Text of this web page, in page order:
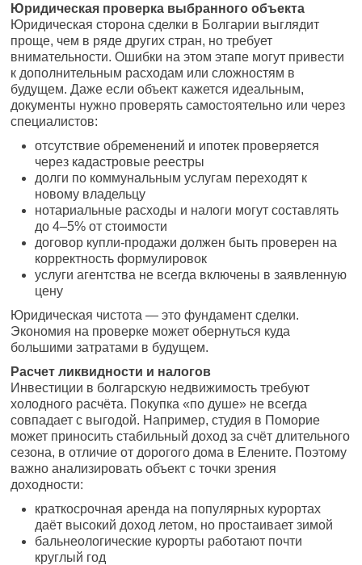
Юридическая проверка выбранного объекта
Юридическая сторона сделки в Болгарии выглядит
проще, чем в ряде других стран, но требует
внимательности. Ошибки на этом этапе могут привести
к дополнительным расходам или сложностям в
будущем. Даже если объект кажется идеальным,
документы нужно проверять самостоятельно или через
специалистов:
отсутствие обременений и ипотек проверяется
через кадастровые реестры
долги по коммунальным услугам переходят к
новому владельцу
нотариальные расходы и налоги могут составлять
до 4–5% от стоимости
договор купли-продажи должен быть проверен на
корректность формулировок
услуги агентства не всегда включены в заявленную
цену
Юридическая чистота — это фундамент сделки.
Экономия на проверке может обернуться куда
большими затратами в будущем.
Расчет ликвидности и налогов
Инвестиции в болгарскую недвижимость требуют
холодного расчёта. Покупка «по душе» не всегда
совпадает с выгодой. Например, студия в Поморие
может приносить стабильный доход за счёт длительного
сезона, в отличие от дорогого дома в Елените. Поэтому
важно анализировать объект с точки зрения
доходности:
краткосрочная аренда на популярных курортах
даёт высокий доход летом, но простаивает зимой
бальнеологические курорты работают почти
круглый год